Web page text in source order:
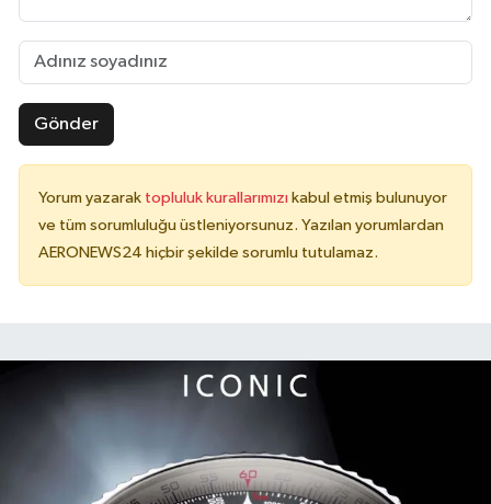
Gönder
Yorum yazarak topluluk kurallarımızı kabul etmiş bulunuyor
ve tüm sorumluluğu üstleniyorsunuz. Yazılan yorumlardan
AERONEWS24 hiçbir şekilde sorumlu tutulamaz.